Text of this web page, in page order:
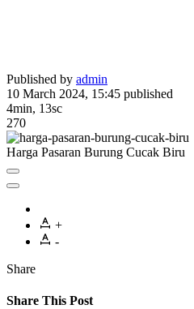
Published by admin
10 March 2024, 15:45 published
4min, 13sc
270
Harga Pasaran Burung Cucak Biru
+
-
Share
Share This Post